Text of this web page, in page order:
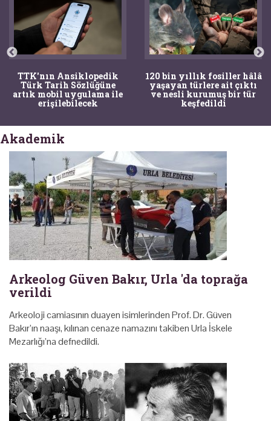
TTK'nın Ansiklopedik
Türk Tarih Sözlüğüne
artık mobil uygulama ile
erişilebilecek
120 bin yıllık fosiller hâlâ
yaşayan türlere ait çıktı
ve nesli kurumuş bir tür
keşfedildi
Akademik
Arkeolog Güven Bakır, Urla 'da toprağa
verildi
Arkeoloji camiasının duayen isimlerinden Prof. Dr. Güven
Bakır’ın naaşı, kılınan cenaze namazını takiben Urla İskele
Mezarlığı’na defnedildi.